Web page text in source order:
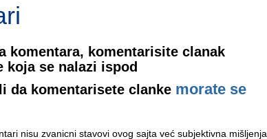
komentara, komentarisite clanak
koja se nalazi ispod
da komentarisete clanke morate se
nisu zvanicni stavovi ovog sajta već subjektivna mišljenja.